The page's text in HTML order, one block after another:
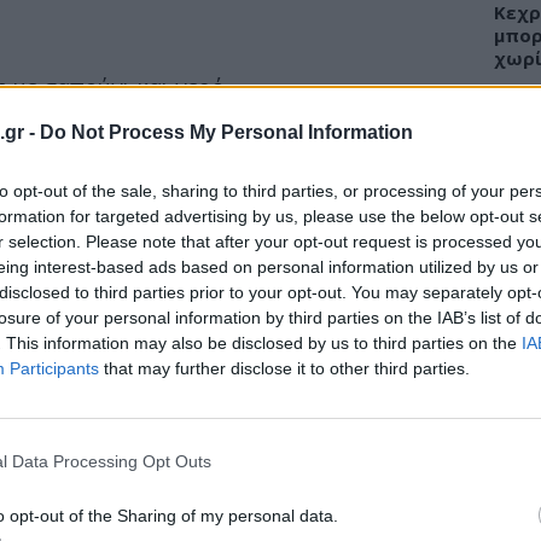
- Do Not Process My Personal Information
opt-out of the sale, sharing to third parties, or processing of your
for targeted advertising by us, please use the below opt-out
selection. Please note that after your opt-out request is processed
interest-based ads based on personal information utilized by us
to third parties prior to your opt-out. You may separately
of your personal information by third parties on the IAB’s list of
This information may also be disclosed by us to third parties on the
Participants that may further disclose it to other third parties.
Data Processing Opt Outs
opt-out of the Sharing of my personal data.
με σαπούνι και νερό.
στο δέρμα με δροσερό νερό για να
άλλα σκουπιδάκια. Κρατήστε την
νερό. Χρησιμοποιήστε σαπούνι για να
ισχυρότερα διαλύματα καθαρισμού,
(οξυζενέ), ιώδιο, ή οινόπνευμα, για
καθώς μπορεί να ερεθίσουν την πληγή.
αρκετό.
να βοηθήσει καθαρίσει η πληγή. Τα
συνήθως σταματούν να αιμορραγούν από
ή στο χέρι μπορεί να αιμορραγεί
περιοχές έχουν πολλά αιμοφόρα αγγεία.